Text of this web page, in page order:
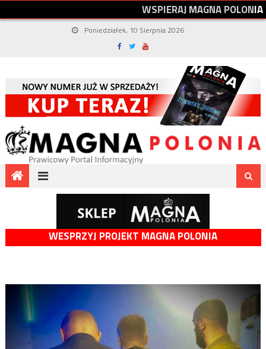
WSPIERAJMAGNAPOLONIA
Poniedziałek, 10 Sierpnia 2026
WESPRZYJ PROJEKT MAGNA POLONIA